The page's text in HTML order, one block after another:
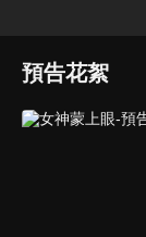
預告花絮